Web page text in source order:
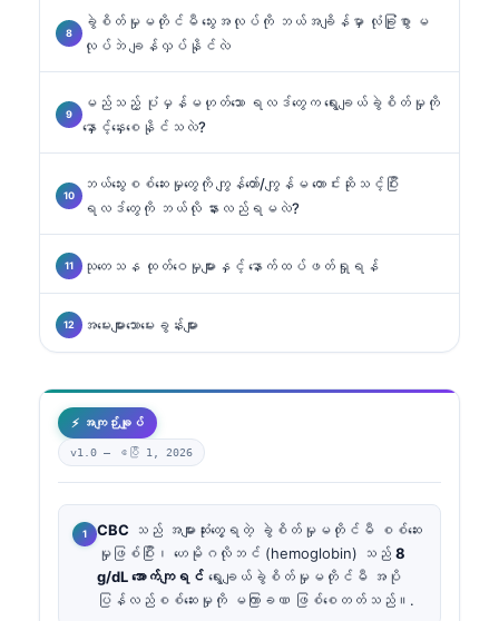
ခွဲစိတ်မှုမတိုင်မီ သွေးအလုပ်ကို ဘယ်အချိန်မှာ လုံခြုံစွာ မ
လုပ်ဘဲ ချန်လှပ်နိုင်လဲ
မည်သည့် ပုံမှန်မဟုတ်သော ရလဒ်တွေက ရွေးချယ်ခွဲစိတ်မှုကို
နှောင့်နှေးစေနိုင်သလဲ?
ဘယ်သွေးစစ်ဆေးမှုတွေကို ကျွန်တော်/ကျွန်မ တောင်းဆိုသင့်ပြီး
ရလဒ်တွေကို ဘယ်လို နားလည်ရမလဲ?
သုတေသန ထုတ်ဝေမှုများနှင့် နောက်ထပ်ဖတ်ရှုရန်
အမေးများသောမေးခွန်းများ
⚡ အကျဉ်းချုပ်
v1.0 — ဧပြီ 1, 2026
CBC သည် အများဆုံးတွေ့ရတဲ့ ခွဲစိတ်မှုမတိုင်မီ စစ်ဆေး
မှုဖြစ်ပြီး၊ ဟေမိုဂလိုဘင် (hemoglobin) သည် 8
g/dL အောက်ကျရင် ရွေးချယ်ခွဲစိတ်မှုမတိုင်မီ အပို
ပြန်လည်စစ်ဆေးမှုကို မကြာခဏ ဖြစ်စေတတ်သည်။.